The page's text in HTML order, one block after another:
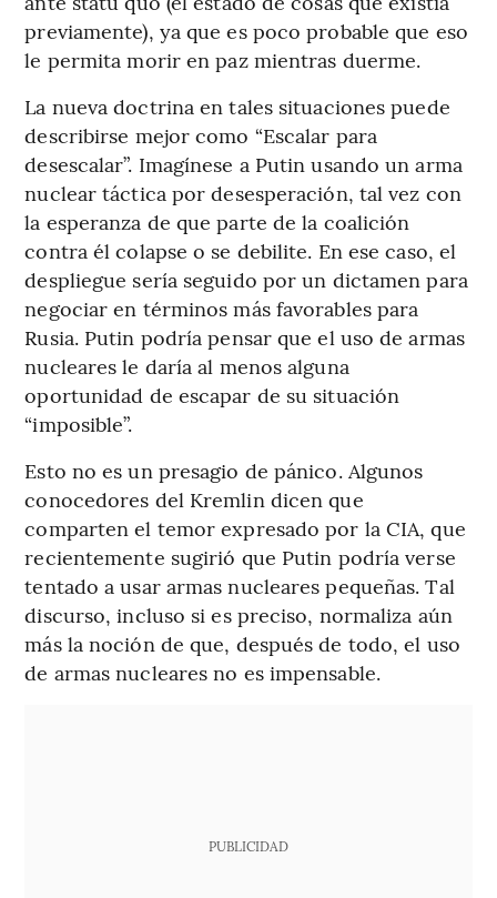
previamente), ya que es poco probable que eso
le permita morir en paz mientras duerme.
La nueva doctrina en tales situaciones puede
describirse mejor como “Escalar para
desescalar”. Imagínese a Putin usando un arma
nuclear táctica por desesperación, tal vez con
la esperanza de que parte de la coalición
contra él colapse o se debilite. En ese caso, el
despliegue sería seguido por un dictamen para
negociar en términos más favorables para
Rusia. Putin podría pensar que el uso de armas
nucleares le daría al menos alguna
oportunidad de escapar de su situación
“imposible”.
Esto no es un presagio de pánico. Algunos
conocedores del Kremlin dicen que
comparten el temor expresado por la CIA, que
recientemente sugirió que Putin podría verse
tentado a usar armas nucleares pequeñas. Tal
discurso, incluso si es preciso, normaliza aún
más la noción de que, después de todo, el uso
de armas nucleares no es impensable.
PUBLICIDAD